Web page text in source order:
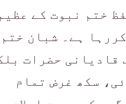
ختم نبوت کے
ہے۔ شبان ختم
قادیانی حضرات
سکھ غرض تمام